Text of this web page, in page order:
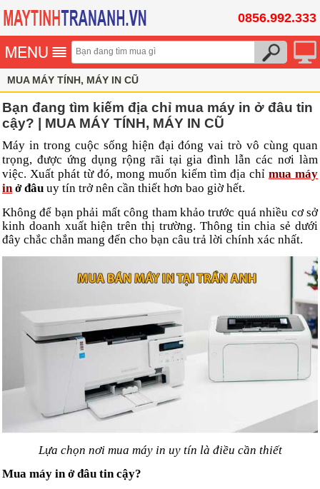
0856.992.333
MUA MÁY TÍNH, MÁY IN CŨ
Bạn đang tìm kiếm địa chỉ mua máy in ở đâu tin
cậy? | MUA MÁY TÍNH, MÁY IN CŨ
Máy in trong cuộc sống hiện đại đóng vai trò vô cùng quan
trọng, được ứng dụng rộng rãi tại gia đình lẫn các nơi làm
việc. Xuất phát từ đó, mong muốn kiếm tìm địa chỉ mua máy
inở đâu uy tín trở nên cần thiết hơn bao giờ hết.
Không để bạn phải mất công tham khảo trước quá nhiều cơ sở
kinh doanh xuất hiện trên thị trường. Thông tin chia sẻ dưới
đây chắc chắn mang đến cho bạn câu trả lời chính xác nhất.
Lựa chọn nơi mua máy in uy tín là điều cần thiết
Mua máy in ở đâu tin cậy?